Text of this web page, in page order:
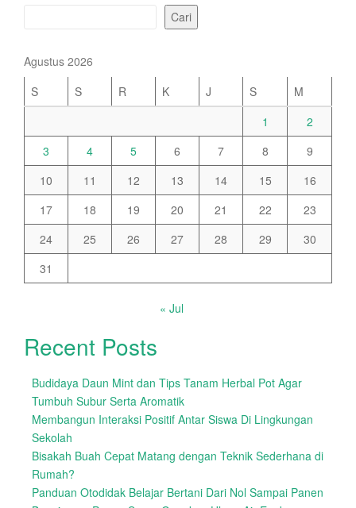
Cari
Agustus 2026
S
S R K J S
M
1
2
3
4 5 6 7 8
9
10
11 12 13 14 15
16
17
18 19 20 21 22
23
24
25 26 27 28 29
30
31
« Jul
Recent Posts
Budidaya Daun Mint dan Tips Tanam Herbal Pot Agar
Tumbuh Subur Serta Aromatik
Membangun Interaksi Positif Antar Siswa Di Lingkungan
Sekolah
Bisakah Buah Cepat Matang dengan Teknik Sederhana di
Rumah?
Panduan Otodidak Belajar Bertani Dari Nol Sampai Panen